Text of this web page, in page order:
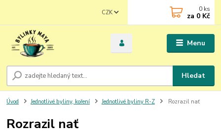
Menu
CZK
Hledat
0 ks
za 0 Kč
Úvod Jednotlivé byliny, koření Jednotlivé byliny R-Z Rozrazil nať
Rozrazil nať